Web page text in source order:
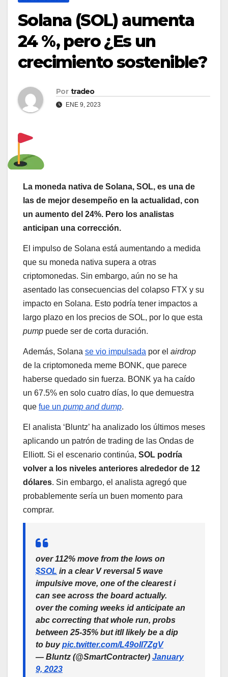
Solana (SOL) aumenta
24 %, pero ¿Es un
crecimiento sostenible?
Por tradeo
ENE 9, 2023
La moneda nativa de Solana, SOL, es una de
las de mejor desempeño en la actualidad, con
un aumento del 24%. Pero los analistas
anticipan una corrección.
El impulso de Solana está aumentando a medida
que su moneda nativa supera a otras
criptomonedas. Sin embargo, aún no se ha
asentado las consecuencias del colapso FTX y su
impacto en Solana. Esto podría tener impactos a
largo plazo en los precios de SOL, por lo que esta
pump puede ser de corta duración.
Además, Solana se vio impulsada por el airdrop
de la criptomoneda meme BONK, que parece
haberse quedado sin fuerza. BONK ya ha caído
un 67.5% en solo cuatro días, lo que demuestra
que fue un pump and dump.
El analista ‘Bluntz’ ha analizado los últimos meses
aplicando un patrón de trading de las Ondas de
Elliott. Si el escenario continúa, SOL podría
volver a los niveles anteriores alrededor de 12
dólares. Sin embargo, el analista agregó que
probablemente sería un buen momento para
comprar.
over 112% move from the lows on
$SOL in a clear V reversal 5 wave
impulsive move, one of the clearest i
can see across the board actually.
over the coming weeks id anticipate an
abc correcting that whole run, probs
between 25-35% but itll likely be a dip
to buypic.twitter.com/L49oIl7ZgV
— Bluntz (@SmartContracter) January
9, 2023